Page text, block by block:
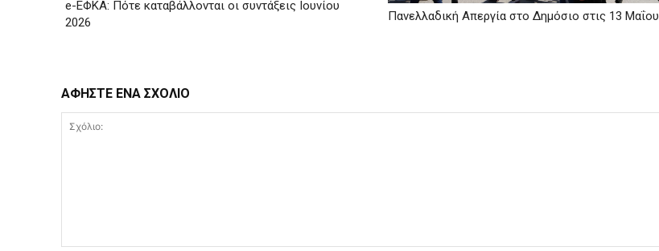
e-ΕΦΚΑ: Πότε καταβάλλονται οι συντάξεις Ιουνίου
2026
Πανελλαδική Απεργία στο Δημόσιο στις 13 Μαΐου
ΑΦΗΣΤΕ ΕΝΑ ΣΧΟΛΙΟ